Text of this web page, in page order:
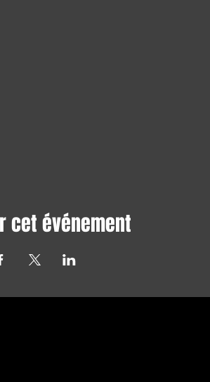
cet événement